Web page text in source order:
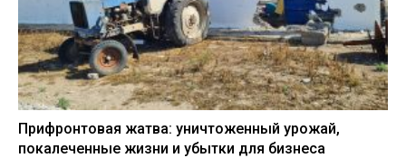
Прифронтовая жатва: уничтоженный урожай,
покалеченные жизни и убытки для бизнеса